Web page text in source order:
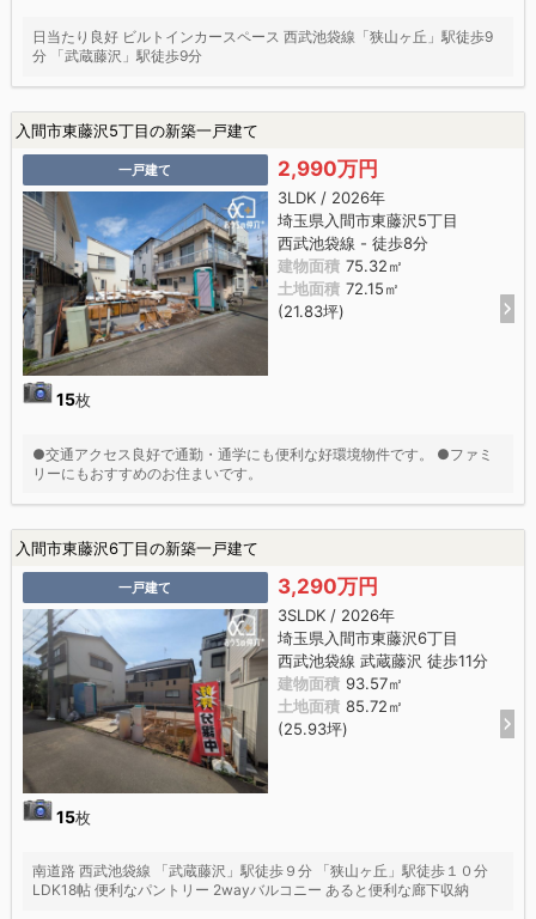
日当たり良好 ビルトインカースペース 西武池袋線「狭山ヶ丘」駅徒歩9
分 「武蔵藤沢」駅徒歩9分
入間市東藤沢5丁目の新築一戸建て
一戸建て
15枚
2,990万円
3LDK / 2026年
埼玉県入間市東藤沢5丁目
西武池袋線 - 徒歩8分
建物面積 75.32㎡
土地面積 72.15㎡
(21.83坪)
●交通アクセス良好で通勤・通学にも便利な好環境物件です。 ●ファミ
リーにもおすすめのお住まいです。
入間市東藤沢6丁目の新築一戸建て
一戸建て
15枚
3,290万円
3SLDK / 2026年
埼玉県入間市東藤沢6丁目
西武池袋線 武蔵藤沢 徒歩11分
建物面積 93.57㎡
土地面積 85.72㎡
(25.93坪)
南道路 西武池袋線 「武蔵藤沢」駅徒歩９分 「狭山ヶ丘」駅徒歩１０分
LDK18帖 便利なパントリー 2wayバルコニー あると便利な廊下収納